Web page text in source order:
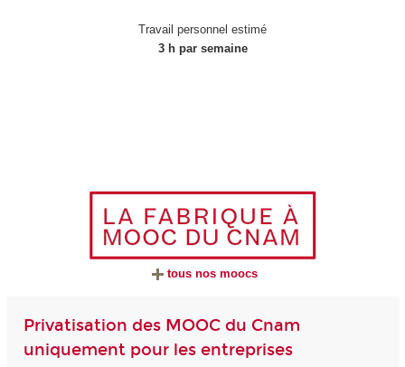
Travail personnel estimé
3 h par semaine
tous nos moocs
Privatisation des MOOC du Cnam
uniquement pour les entreprises